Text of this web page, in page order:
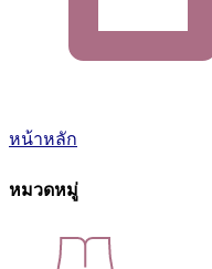
หน้าหลัก
หมวดหมู่